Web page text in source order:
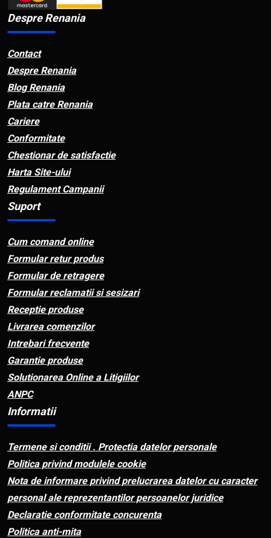
Despre Renania
Contact
Despre Renania
Blog Renania
Plata catre Renania
Cariere
Conformitate
Chestionar de satisfactie
Harta Site-ului
Regulament Campanii
Suport
Cum comand online
Formular retur produs
Formular de retragere
Formular reclamatii si sesizari
Receptie produse
Livrarea comenzilor
Intrebari frecvente
Garantie produse
Solutionarea Online a Litigiilor
ANPC
Informatii
Termene si conditii . Protectia datelor personale
Politica privind modulele cookie
Nota de informare privind prelucrarea datelor cu caracter
personal ale reprezentantilor persoanelor juridice
Declaratie conformitate concurenta
Politica anti-mita